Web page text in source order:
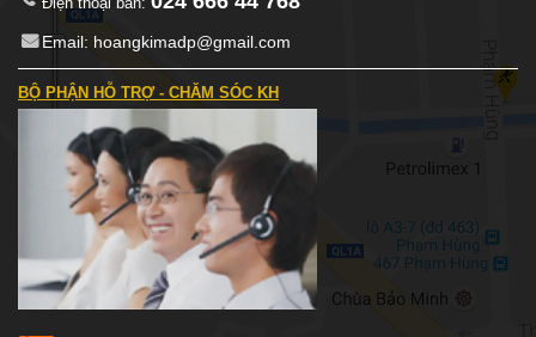
Email: hoangkimadp@gmail.com
BỘ PHẬN HỖ TRỢ - CHĂM SÓC KH